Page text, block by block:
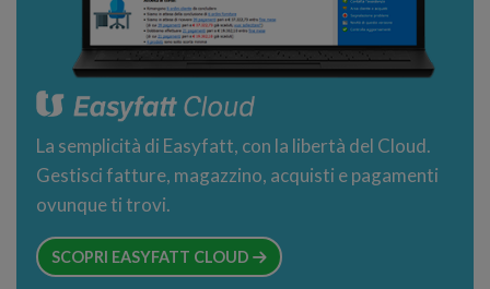
La semplicità di Easyfatt, con la libertà del Cloud.
Gestisci fatture, magazzino, acquisti e pagamenti
ovunque ti trovi.
SCOPRI EASYFATT CLOUD